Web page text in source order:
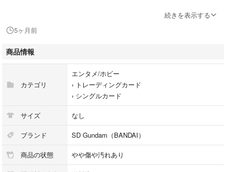
～～～～( 'ω'o[ まずは商品紹介 ]o～～～～
【商品ランク】
〇商品ランク B
S・・・未使用・未開封
B・・・使用感あり
続きを表示する
5ヶ月前
商品情報
カテゴリ
エンタメ/ホビー
› トレーディングカード
› シングルカード
サイズ なし
ブランド SD Gundam（BANDAI）
商品の状態 やや傷や汚れあり